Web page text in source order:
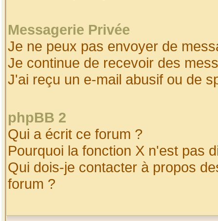
Messagerie Privée
Je ne peux pas envoyer de
Je continue de recevoir des
J'ai reçu un e-mail abusif ou de
phpBB 2
Qui a écrit ce forum ?
Pourquoi la fonction X n'est pas
Qui dois-je contacter à propos
forum ?